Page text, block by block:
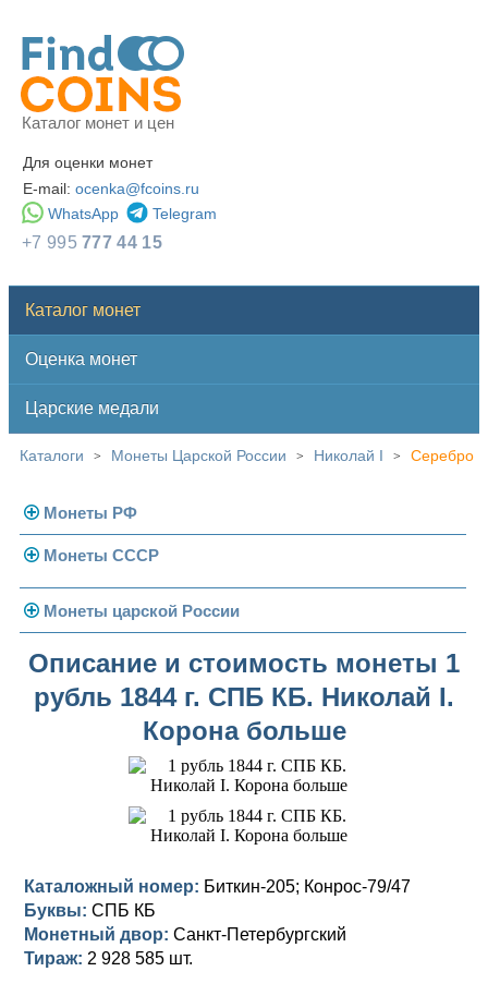
Каталог монет и цен
Для оценки монет
E-mail: ocenka@fcoins.ru
WhatsApp
Telegram
+7 995777 44 15
Каталог монет
Оценка монет
Царские медали
Каталоги > Монеты Царской России > Николай I > Серебро
Монеты РФ
Современная Россия
Монеты 1991-1993 гг.
Монеты СССР
Погодовка СССР
Монеты 1958 года
Золотые червонцы
Памятные и юбилейные
Монеты царской России
Николай II (1894-1917)
Золото
Германская оккупация
Для Финляндии
Памятные и донативные
Александр III (1881-1894)
Для Финляндии
Памятные и донативные
Александр II (1855-1881)
Медь
Для Финляндии
Памятные и донативные
Николай I (1825-1855)
Платина, золото
Серебро
Для Грузии
Александр I (1801-1825)
Золото
Серебро
Медь
Павел I (1796-1801)
Серебро
Екатерина II (1762-1796)
Золото
Петр III (1762)
Описание и стоимость монеты 1
рубль 1844 г. СПБ КБ. Николай I.
Корона больше
Каталожный номер: Биткин-205; Конрос-79/47
Буквы: СПБ КБ
Монетный двор: Санкт-Петербургский
Тираж: 2 928 585 шт.